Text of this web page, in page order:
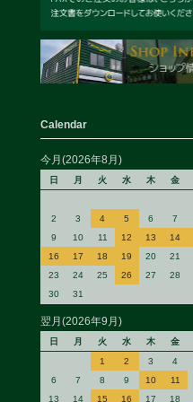
Calendar
今月(2026年8月)
日 月 火 水 木 金
2
3 4 5 6 7
9
10 11 12 13 14
16
17 18 19 20 21
23
24 25 26 27 28
30
31
翌月(2026年9月)
日 月 火 水 木 金
1
2 3 4
6
7 8 9 10 11
13
14 15 16 17 18